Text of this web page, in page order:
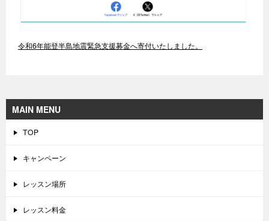
令和6年能登半島地震緊急支援募金へ寄付いたしました。
MAIN MENU
TOP
キャンペーン
レッスン場所
レッスン料金